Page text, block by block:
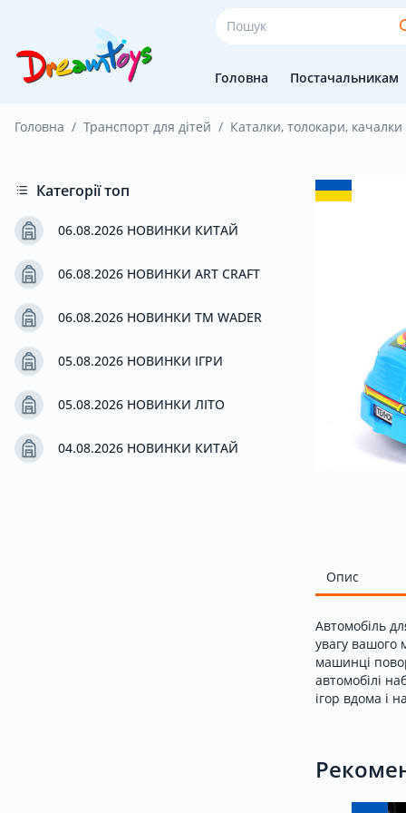
Головна Постачальникам
Постачальникам
Оплата і доставка
Новини
Головна Транспорт для дітей Каталки, толокари, качалки
Категорії топ
06.08.2026 НОВИНКИ КИТАЙ
06.08.2026 НОВИНКИ ART CRAFT
06.08.2026 НОВИНКИ ТМ WADER
05.08.2026 НОВИНКИ ІГРИ
05.08.2026 НОВИНКИ ЛІТО
04.08.2026 НОВИНКИ КИТАЙ
Опис
Автомобіль
увагу вашого
машинці
автомобілі
ігор вдома і